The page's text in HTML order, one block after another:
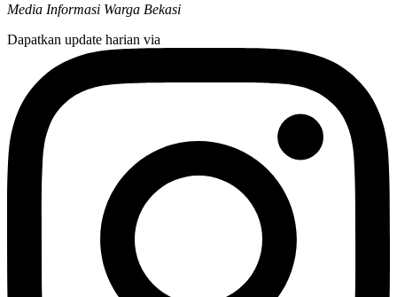
Media Informasi Warga Bekasi
Dapatkan update harian via